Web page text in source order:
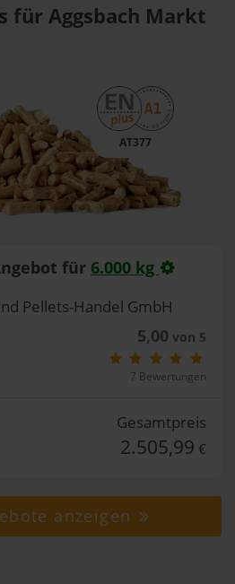
für Aggsbach Markt
AT377
für 6.000 kg
Pellets-Handel GmbH
5,00 von 5
7 Bewertungen
Gesamtpreis
2.505,99 €
anzeigen